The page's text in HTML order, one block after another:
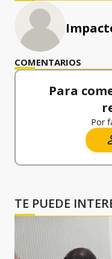
COMENTARIOS
Para
Por
TE PUEDE